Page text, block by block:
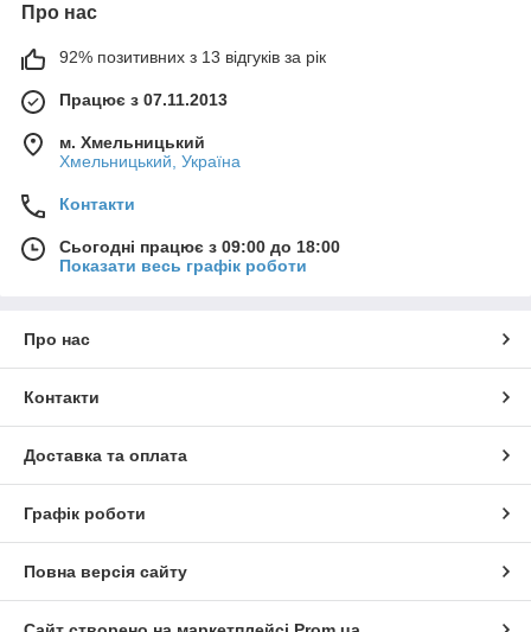
Про нас
92% позитивних з 13 відгуків за рік
Працює з 07.11.2013
м. Хмельницький
Хмельницький, Україна
Контакти
Сьогодні працює з 09:00 до 18:00
Показати весь графік роботи
Про нас
Контакти
Доставка та оплата
Графік роботи
Повна версія сайту